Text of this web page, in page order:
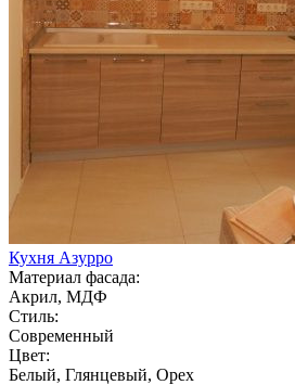
Кухня Азурро
Материал фасада:
Акрил, МДФ
Стиль:
Современный
Цвет:
Белый, Глянцевый, Орех